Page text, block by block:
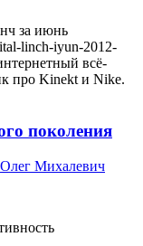
за июнь
linch-iyun-2012-
всё-
про Kinekt и Nike.
поколения
Олег Михалевич